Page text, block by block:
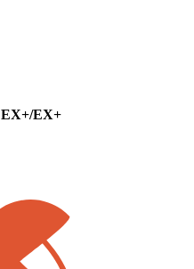
EX+/EX+